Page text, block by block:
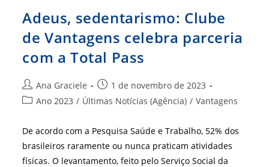
Adeus, sedentarismo: Clube
de Vantagens celebra parceria
com a Total Pass
Autor
do
Ana Graciele
Post
publicado:
1 de novembro de 2023
Categoria
Ano 2023 / Últimas Notícias (Agência) / Vantagens
De acordo com a Pesquisa Saúde e Trabalho, 52% dos
brasileiros raramente ou nunca praticam atividades
físicas. O levantamento, feito pelo Serviço Social da